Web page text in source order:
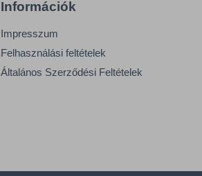
Információk
Impresszum
Felhasználási feltételek
Általános Szerződési Feltételek